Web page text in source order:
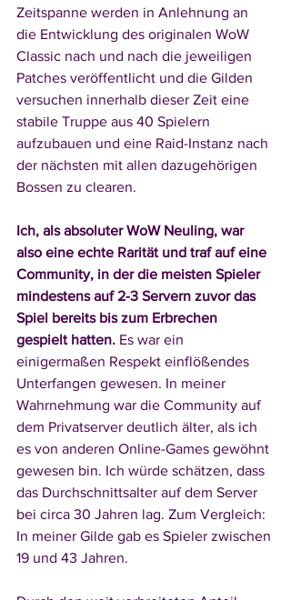
Zeitspanne werden in Anlehnung an
die Entwicklung des originalen WoW
Classic nach und nach die jeweiligen
Patches veröffentlicht und die Gilden
versuchen innerhalb dieser Zeit eine
stabile Truppe aus 40 Spielern
aufzubauen und eine Raid-Instanz nach
der nächsten mit allen dazugehörigen
Bossen zu clearen.
Ich, als absoluter WoW Neuling, war
also eine echte Rarität und traf auf eine
Community, in der die meisten Spieler
mindestens auf 2-3 Servern zuvor das
Spiel bereits bis zum Erbrechen
gespielt hatten. Es war ein
einigermaßen Respekt einflößendes
Unterfangen gewesen. In meiner
Wahrnehmung war die Community auf
dem Privatserver deutlich älter, als ich
es von anderen Online-Games gewöhnt
gewesen bin. Ich würde schätzen, dass
das Durchschnittsalter auf dem Server
bei circa 30 Jahren lag. Zum Vergleich:
In meiner Gilde gab es Spieler zwischen
19 und 43 Jahren.